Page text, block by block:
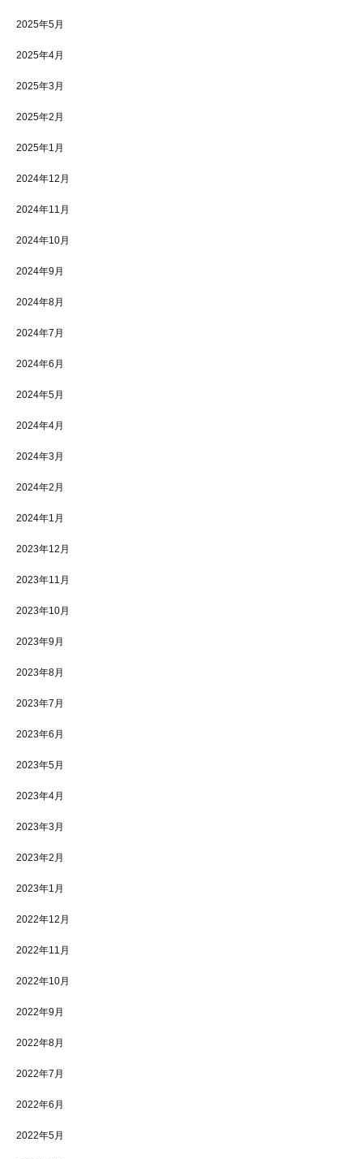
2025年5月
2025年4月
2025年3月
2025年2月
2025年1月
2024年12月
2024年11月
2024年10月
2024年9月
2024年8月
2024年7月
2024年6月
2024年5月
2024年4月
2024年3月
2024年2月
2024年1月
2023年12月
2023年11月
2023年10月
2023年9月
2023年8月
2023年7月
2023年6月
2023年5月
2023年4月
2023年3月
2023年2月
2023年1月
2022年12月
2022年11月
2022年10月
2022年9月
2022年8月
2022年7月
2022年6月
2022年5月